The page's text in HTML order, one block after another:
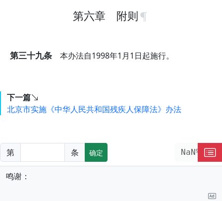
第六章 附则
第三十九条 本办法自1998年1月1日起施行。
下一篇
北京市实施《中华人民共和国残疾人保障法》办法
第 条 确定 NaN%
鸣谢：